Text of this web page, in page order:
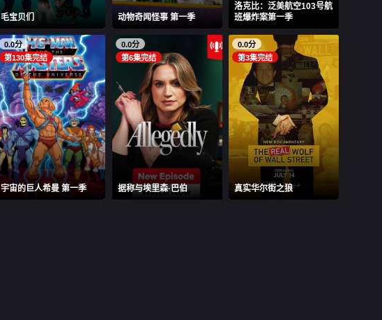
毛宝贝们 动物奇闻怪事 第一季
洛克比：泛美航空103号航
班爆炸案第一季
0.0分
第130集完结
宇宙的巨人希曼 第一季
0.0分
第6集完结
据称与埃里森·巴伯
0.0分
第3集完结
真实华尔街之狼